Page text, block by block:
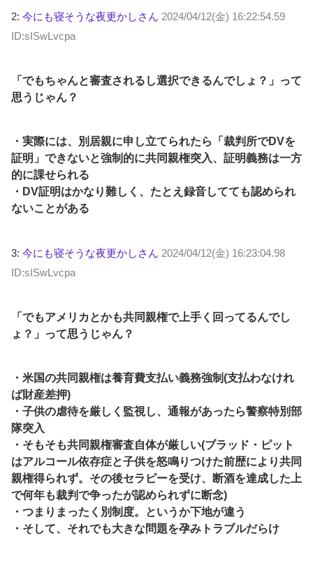
2: 今にも寝そうな夜更かしさん 2024/04/12(金) 16:22:54.59
ID:sISwLvcpa
「でもちゃんと審査されるし選択できるんでしょ？」って
思うじゃん？
・実際には、別居親に申し立てられたら「裁判所でDVを
証明」できないと強制的に共同親権突入、証明義務は一方
的に課せられる
・DV証明はかなり難しく、たとえ録音してても認められ
ないことがある
3: 今にも寝そうな夜更かしさん 2024/04/12(金) 16:23:04.98
ID:sISwLvcpa
「でもアメリカとかも共同親権で上手く回ってるんでし
ょ？」って思うじゃん？
・米国の共同親権は養育費支払い義務強制(支払わなけれ
ば財産差押)
・子供の虐待を厳しく監視し、通報があったら警察特別部
隊突入
・そもそも共同親権審査自体が厳しい(ブラッド・ピット
はアルコール依存症と子供を怒鳴りつけた前歴により共同
親権得られず。その後セラピーを受け、断酒を達成した上
で何年も裁判で争ったが認められずに断念)
・つまりまったく別制度。というか下地が違う
・そして、それでも大きな問題を孕みトラブルだらけ